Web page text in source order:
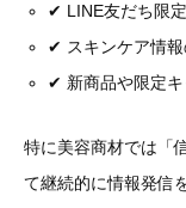
✔ LINE友だち限
✔ スキンケア情報
✔ 新商品や限定
特に美容商材では「
て継続的に情報発信